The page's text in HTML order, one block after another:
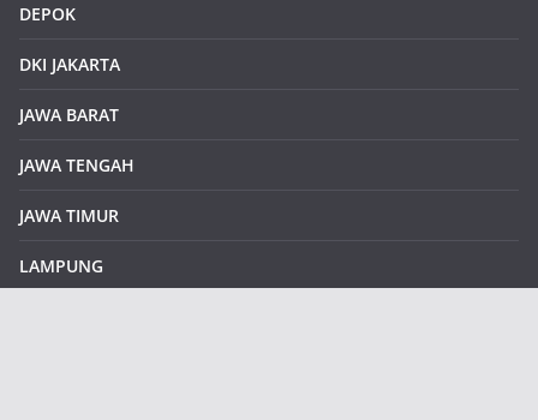
DEPOK
DKI JAKARTA
JAWA BARAT
JAWA TENGAH
JAWA TIMUR
LAMPUNG